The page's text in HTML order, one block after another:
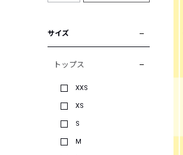
サイズ
トップス
XXS
XS
S
M